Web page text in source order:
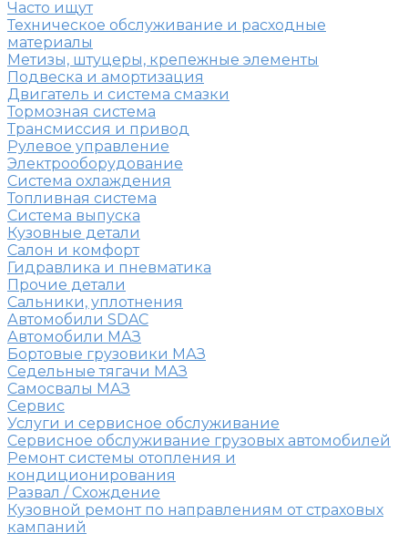
Часто ищут
Техническое обслуживание и расходные
материалы
Метизы, штуцеры, крепежные элементы
Подвеска и амортизация
Двигатель и система смазки
Тормозная система
Трансмиссия и привод
Рулевое управление
Электрооборудование
Система охлаждения
Топливная система
Система выпуска
Кузовные детали
Салон и комфорт
Гидравлика и пневматика
Прочие детали
Сальники, уплотнения
Автомобили SDAC
Автомобили МАЗ
Бортовые грузовики МАЗ
Седельные тягачи МАЗ
Самосвалы МАЗ
Сервис
Услуги и сервисное обслуживание
Сервисное обслуживание грузовых автомобилей
Ремонт системы отопления и
кондиционирования
Развал / Схождение
Кузовной ремонт по направлениям от страховых
кампаний